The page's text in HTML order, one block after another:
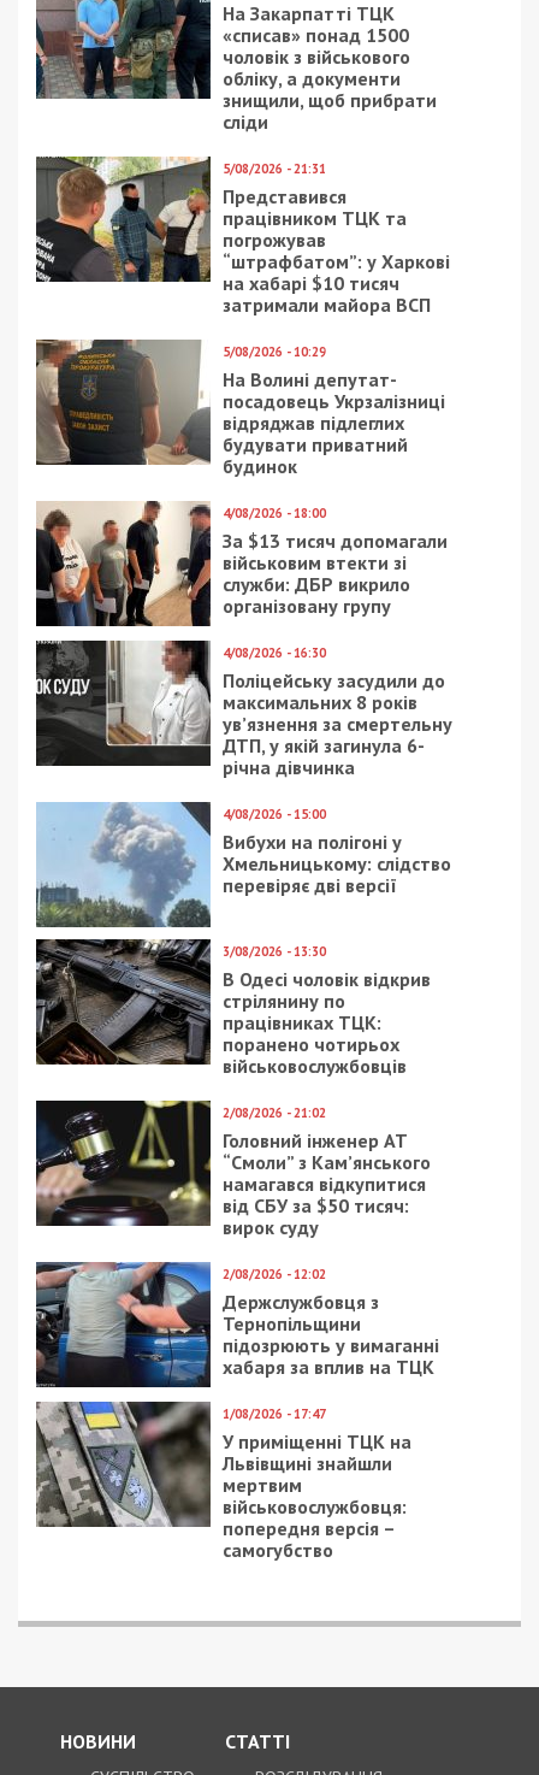
На Закарпатті ТЦК
«списав» понад 1500
чоловік з військового
обліку, а документи
знищили, щоб прибрати
сліди
5/08/2026 - 21:31
Представився
працівником ТЦК та
погрожував
“штрафбатом”: у Харкові
на хабарі $10 тисяч
затримали майора ВСП
5/08/2026 - 10:29
На Волині депутат-
посадовець Укрзалізниці
відряджав підлеглих
будувати приватний
будинок
4/08/2026 - 18:00
За $13 тисяч допомагали
військовим втекти зі
служби: ДБР викрило
організовану групу
4/08/2026 - 16:30
Поліцейську засудили до
максимальних 8 років
ув’язнення за смертельну
ДТП, у якій загинула 6-
річна дівчинка
4/08/2026 - 15:00
Вибухи на полігоні у
Хмельницькому: слідство
перевіряє дві версії
3/08/2026 - 13:30
В Одесі чоловік відкрив
стрілянину по
працівниках ТЦК:
поранено чотирьох
військовослужбовців
2/08/2026 - 21:02
Головний інженер АТ
“Смоли” з Кам’янського
намагався відкупитися
від СБУ за $50 тисяч:
вирок суду
2/08/2026 - 12:02
Держслужбовця з
Тернопільщини
підозрюють у вимаганні
хабаря за вплив на ТЦК
1/08/2026 - 17:47
У приміщенні ТЦК на
Львівщині знайшли
мертвим
військовослужбовця:
попередня версія –
самогубство
НОВИНИ СТАТТІ